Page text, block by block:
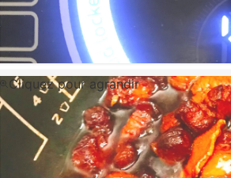
Cliquez pour agrandir